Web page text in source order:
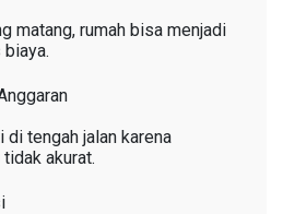
matang, rumah bisa menjadi
di tengah jalan karena
akurat.